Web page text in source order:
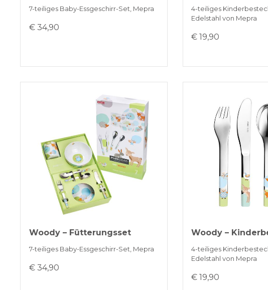
7-teiliges Baby-Essgeschirr-Set, Mepra
€ 34,90
4-teiliges
Edelstahl von Mepra
€ 19,90
Woody – Fütterungsset
7-teiliges Baby-Essgeschirr-Set, Mepra
€ 34,90
Woody –
4-teiliges
Edelstahl von Mepra
€ 19,90